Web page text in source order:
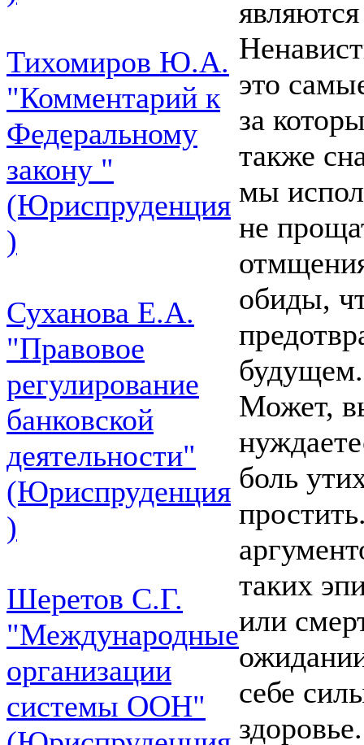
Тихомиров Ю.А.
"Комментарий к
Федеральному
закону "
(Юриспруденция
)
Суханова Е.А.
"Правовое
регулирование
банковской
деятельности"
(Юриспруденция
)
Шеретов С.Г.
"Международные
организации
системы ООН"
это
за
также
мы
не
обиды,
будущем.
Может,
боль
таких
или
себе